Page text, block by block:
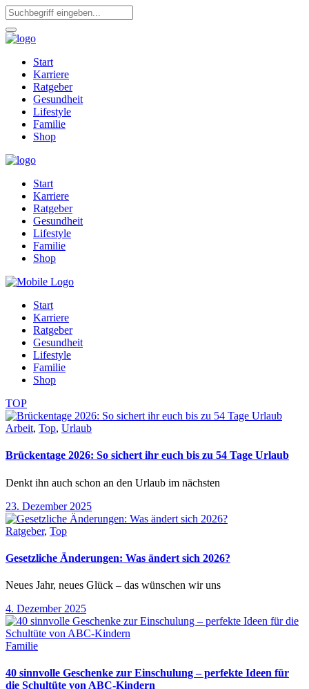
Start
Karriere
Ratgeber
Gesundheit
Lifestyle
Familie
Shop
Start
Karriere
Ratgeber
Gesundheit
Lifestyle
Familie
Shop
Start
Karriere
Ratgeber
Gesundheit
Lifestyle
Familie
Shop
TOP
Arbeit, Top, Urlaub
Brückentage 2026: So sichert ihr euch bis zu 54 Tage Urlaub
Denkt ihn auch schon an den Urlaub im nächsten
23. Dezember 2025
Ratgeber, Top
Gesetzliche Änderungen: Was ändert sich 2026?
Neues Jahr, neues Glück – das wünschen wir uns
4. Dezember 2025
Familie
40 sinnvolle Geschenke zur Einschulung – perfekte Ideen für
die Schultüte von ABC-Kindern